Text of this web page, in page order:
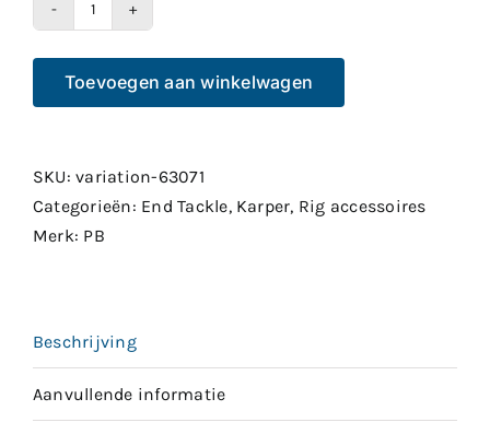
&
Run
Safe
Leadclip
Mainline
Toevoegen aan winkelwagen
SKU:variation-63071
Categorieën: End Tackle, Karper, Rig accessoires
Merk: PB
Beschrijving
Aanvullende informatie